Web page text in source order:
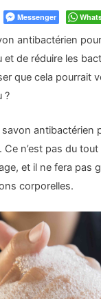
Messenger
antibactérien
de réduire les
que cela pourrait
?
antibactérien
Ce n’est pas du
et il ne fera pas
corporelles.